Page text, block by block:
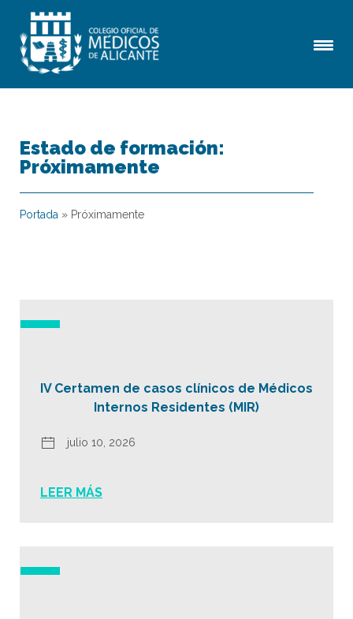
Estado de formación:
Próximamente
Portada » Próximamente
IV Certamen de casos clínicos de Médicos
Internos Residentes (MIR)
julio 10, 2026
LEER MÁS